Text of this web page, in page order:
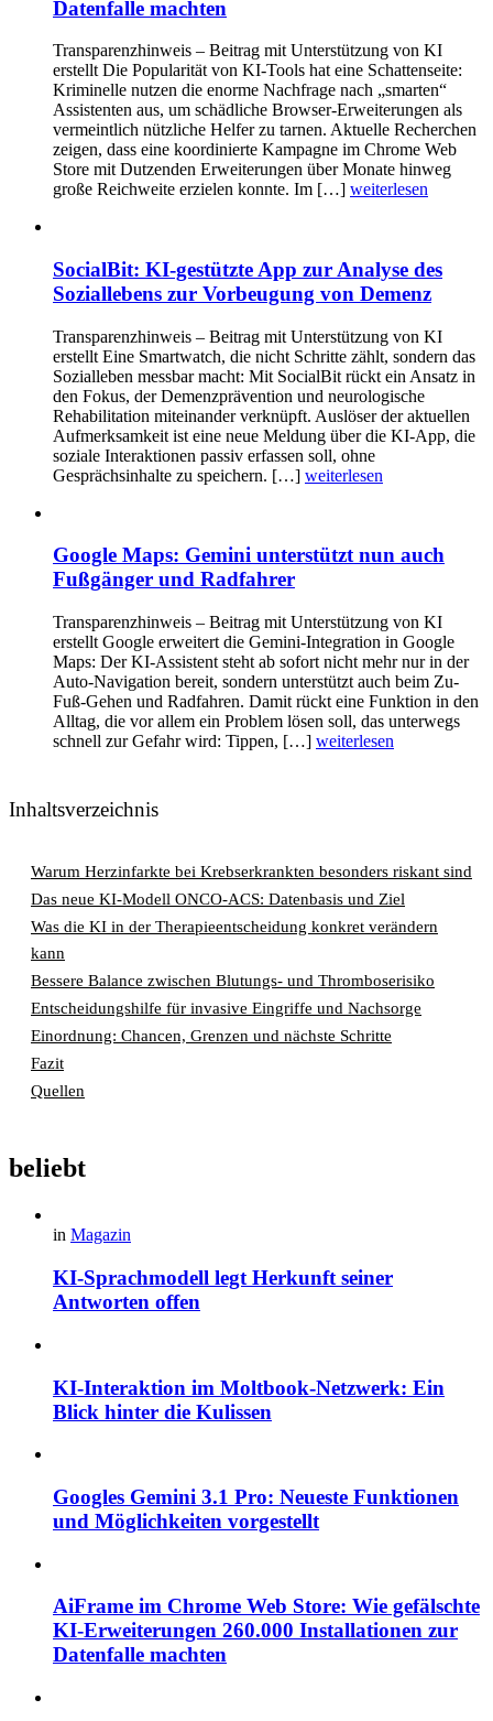
Datenfalle machten
Transparenzhinweis – Beitrag mit Unterstützung von KI
erstellt Die Popularität von KI-Tools hat eine Schattenseite:
Kriminelle nutzen die enorme Nachfrage nach „smarten“
Assistenten aus, um schädliche Browser-Erweiterungen als
vermeintlich nützliche Helfer zu tarnen. Aktuelle Recherchen
zeigen, dass eine koordinierte Kampagne im Chrome Web
Store mit Dutzenden Erweiterungen über Monate hinweg
große Reichweite erzielen konnte. Im […] weiterlesen
SocialBit: KI-gestützte App zur Analyse des
Soziallebens zur Vorbeugung von Demenz
Transparenzhinweis – Beitrag mit Unterstützung von KI
erstellt Eine Smartwatch, die nicht Schritte zählt, sondern das
Sozialleben messbar macht: Mit SocialBit rückt ein Ansatz in
den Fokus, der Demenzprävention und neurologische
Rehabilitation miteinander verknüpft. Auslöser der aktuellen
Aufmerksamkeit ist eine neue Meldung über die KI-App, die
soziale Interaktionen passiv erfassen soll, ohne
Gesprächsinhalte zu speichern. […] weiterlesen
Google Maps: Gemini unterstützt nun auch
Fußgänger und Radfahrer
Transparenzhinweis – Beitrag mit Unterstützung von KI
erstellt Google erweitert die Gemini-Integration in Google
Maps: Der KI-Assistent steht ab sofort nicht mehr nur in der
Auto-Navigation bereit, sondern unterstützt auch beim Zu-
Fuß-Gehen und Radfahren. Damit rückt eine Funktion in den
Alltag, die vor allem ein Problem lösen soll, das unterwegs
schnell zur Gefahr wird: Tippen, […] weiterlesen
Inhaltsverzeichnis
Warum Herzinfarkte bei Krebserkrankten besonders riskant sind
Das neue KI-Modell ONCO-ACS: Datenbasis und Ziel
Was die KI in der Therapieentscheidung konkret verändern
kann
Bessere Balance zwischen Blutungs- und Thromboserisiko
Entscheidungshilfe für invasive Eingriffe und Nachsorge
Einordnung: Chancen, Grenzen und nächste Schritte
Fazit
Quellen
beliebt
in Magazin
KI-Sprachmodell legt Herkunft seiner
Antworten offen
KI-Interaktion im Moltbook-Netzwerk: Ein
Blick hinter die Kulissen
Googles Gemini 3.1 Pro: Neueste Funktionen
und Möglichkeiten vorgestellt
AiFrame im Chrome Web Store: Wie gefälschte
KI-Erweiterungen 260.000 Installationen zur
Datenfalle machten